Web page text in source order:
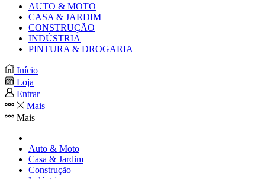
AUTO & MOTO
CASA & JARDIM
CONSTRUÇÃO
INDÚSTRIA
PINTURA & DROGARIA
Início
Loja
Entrar
Mais
Mais
Auto & Moto
Casa & Jardim
Construção